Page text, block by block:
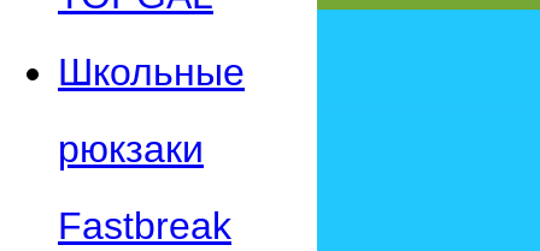
Школьные
рюкзаки
Fastbreak